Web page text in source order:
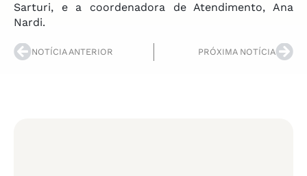
Sarturi, e a coordenadora de Atendimento, Ana
Nardi.
NOTÍCIA ANTERIOR PRÓXIMA NOTÍCIA